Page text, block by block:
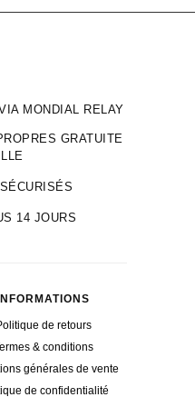
MONDIAL RELAY
GRATUITE
14 JOURS
INFORMATIONS
de retours
& conditions
générales de vente
de confidentialité